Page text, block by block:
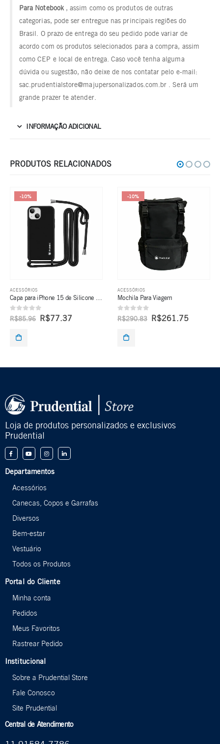
Para Notebook , assim como os produtos de outras
categorias, pode ser entregue nas principais regiões do
Brasil. O prazo de entrega do seu pedido pode variar de
acordo com os produtos selecionados para a compra, assim
como CEP e local de entrega. Caso você tenha alguma
dúvida ou sugestão, não deixe de nos contatar pelo e-mail:
sac.prudentialstore@majupersonalizados.com.br . Será um
grande prazer te atender.
INFORMAÇÃO ADICIONAL
PRODUTOS RELACIONADOS
-10%
ACESSÓRIOS
0de 5
R$85.96 R$77.37
-10%
ACESSÓRIOS
Mochila Para Viagem
0de 5
R$290.83 R$261.75
Loja de produtos personalizados e exclusivos
Prudential
Departamentos
Acessórios
Canecas, Copos e Garrafas
Diversos
Bem-estar
Vestuário
Todos os Produtos
Portal do Cliente
Minha conta
Pedidos
Meus Favoritos
Rastrear Pedido
Institucional
Sobre a Prudential Store
Fale Conosco
Site Prudential
Central de Atendimento